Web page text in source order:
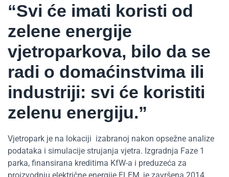
“Svi će imati koristi od
zelene energije
vjetroparkova, bilo da se
radi o domaćinstvima ili
industriji: svi će koristiti
zelenu energiju.”
Vjetropark je na lokaciji izabranoj nakon opsežne analize
podataka i simulacije strujanja vjetra. Izgradnja Faze 1
parka, finansirana kreditima KfW-a i preduzeća za
proizvodnju električne energije ELEM, je završena 2014.